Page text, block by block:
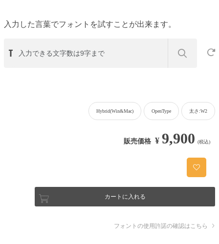
入力した言葉でフォントを試すことが出来ます。
Hybrid(Win&Mac) OpenType 太さ:W2
販売価格 ¥ 9,900 (税込)
カートに入れる
フォントの使用許諾の確認はこちら